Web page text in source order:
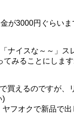
が3000円ぐらいま
ナイスな～～」ス
みることにします
買えるのですが
)
フオクで新品で